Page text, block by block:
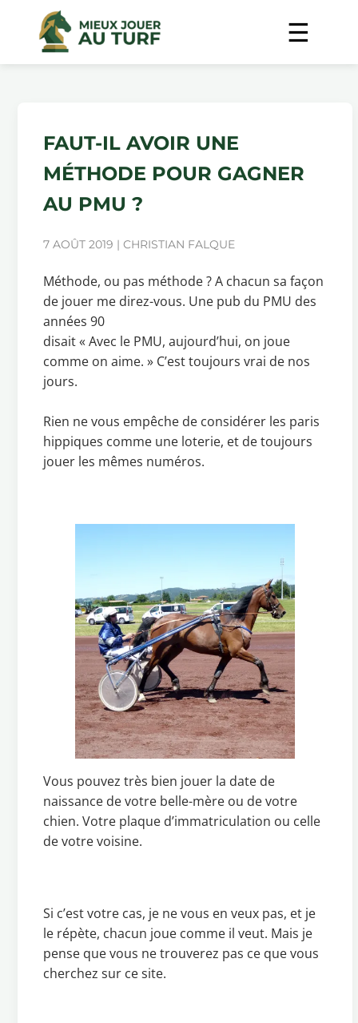
FAUT-IL AVOIR UNE
MÉTHODE POUR GAGNER
AU PMU ?
7 AOÛT 2019 | CHRISTIAN FALQUE
Méthode, ou pas méthode ? A chacun sa façon
de jouer me direz-vous. Une pub du PMU des
années 90
disait « Avec le PMU, aujourd’hui, on joue
comme on aime. » C’est toujours vrai de nos
jours.
Rien ne vous empêche de considérer les paris
hippiques comme une loterie, et de toujours
jouer les mêmes numéros.
Vous pouvez très bien jouer la date de
naissance de votre belle-mère ou de votre
chien. Votre plaque d’immatriculation ou celle
de votre voisine.
Si c’est votre cas, je ne vous en veux pas, et je
le répète, chacun joue comme il veut. Mais je
pense que vous ne trouverez pas ce que vous
cherchez sur ce site.